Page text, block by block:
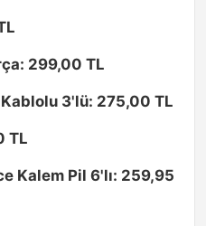
299,00 TL
3'lü: 275,00 TL
TL
Kalem Pil 6'lı: 259,95